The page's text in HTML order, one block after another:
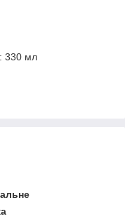
330 мл